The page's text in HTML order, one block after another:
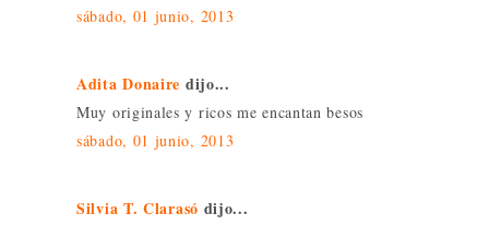
sábado, 01 junio, 2013
Adita Donaire dijo...
Muy originales y ricos me encantan besos
sábado, 01 junio, 2013
Silvia T. Clarasó dijo...